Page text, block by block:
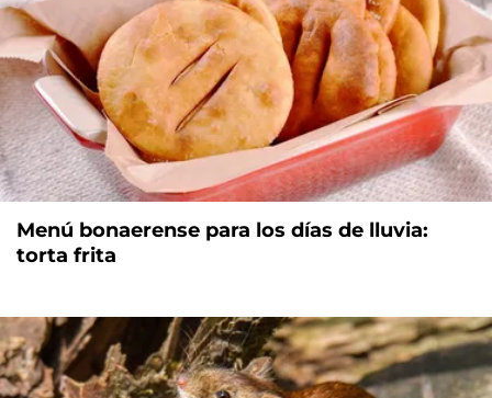
Menú bonaerense para los días de lluvia:
torta frita